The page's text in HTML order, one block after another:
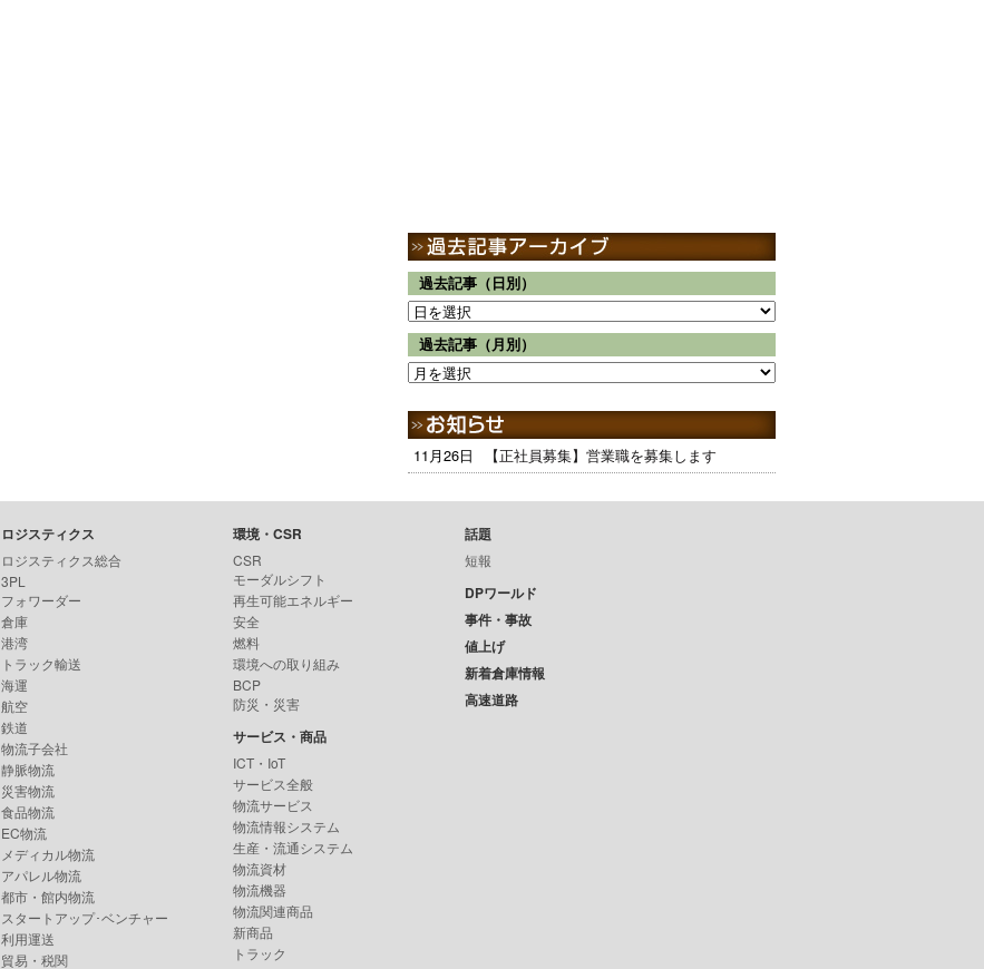
過去記事（日別）
過去記事（月別）
11月26日 【正社員募集】営業職を募集します
ロジスティクス
ロジスティクス総合
3PL
フォワーダー
倉庫
港湾
トラック輸送
海運
航空
鉄道
物流子会社
静脈物流
災害物流
食品物流
EC物流
メディカル物流
アパレル物流
都市・館内物流
スタートアップ･ベンチャー
利用運送
貿易・税関
環境・CSR
CSR
モーダルシフト
再生可能エネルギー
安全
燃料
環境への取り組み
BCP
防災・災害
サービス・商品
ICT・IoT
サービス全般
物流サービス
物流情報システム
生産・流通システム
物流資材
物流機器
物流関連商品
新商品
トラック
話題
短報
DPワールド
事件・事故
値上げ
新着倉庫情報
高速道路